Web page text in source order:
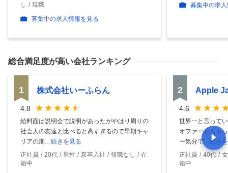
し
現職
募集中の求人情報を見る
募集中の求
総合満足度が高い会社ランキング
1 株式会社いーふらん
4.8
給料面は説明会で説明があったがやはり周りの
社会人の友達と比べると高すぎるので早期キャ
リアの期 …続きを見る
正社員
20代 男性 新卒入社 役職なし
在
籍中
2 Apple
4.6
世界一と言って
オファーをもら
ー気分で …続き
正社員
40代
籍中